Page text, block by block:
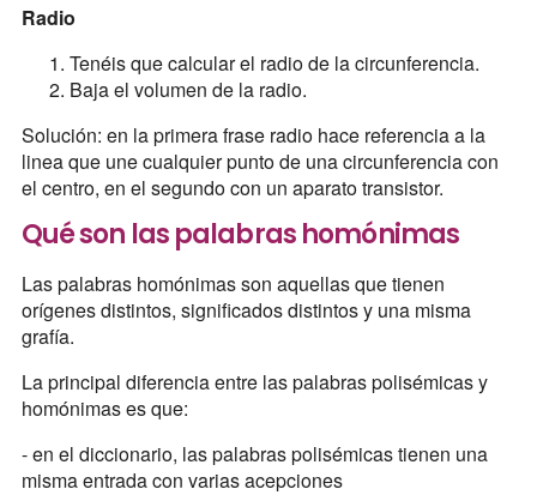
Radio
Tenéis que calcular el radio de la circunferencia.
Baja el volumen de la radio.
Solución: en la primera frase radio hace referencia a la
linea que une cualquier punto de una circunferencia con
el centro, en el segundo con un aparato transistor.
Qué son las palabras homónimas
Las palabras homónimas son aquellas que tienen
orígenes distintos, significados distintos y una misma
grafía.
La principal diferencia entre las palabras polisémicas y
homónimas es que:
- en el diccionario, las palabras polisémicas tienen una
misma entrada con varias acepciones